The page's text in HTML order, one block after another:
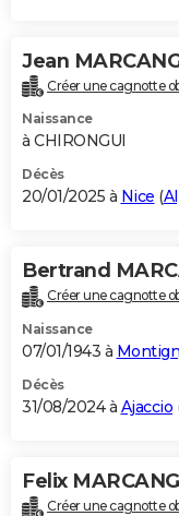
Jean
Créer une cagnotte
Naissance
à CHIRONGUI
Décès
20/01/2025 à Nice (
Bertrand
Créer une cagnotte
Naissance
07/01/1943 à
Décès
31/08/2024 à Ajaccio
Felix
Créer une cagnotte